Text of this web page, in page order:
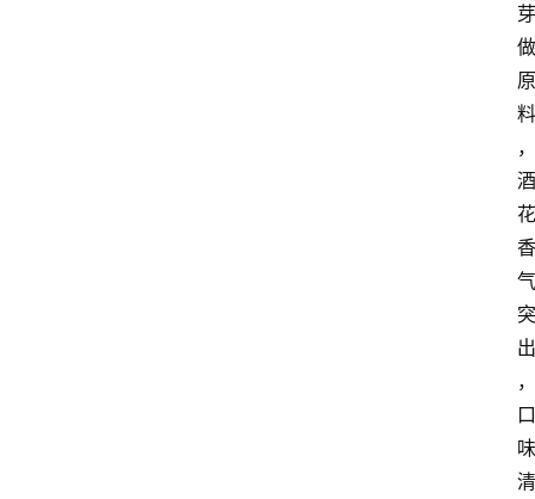
芽
做
原
料
，
酒
花
香
气
突
出
，
口
味
清